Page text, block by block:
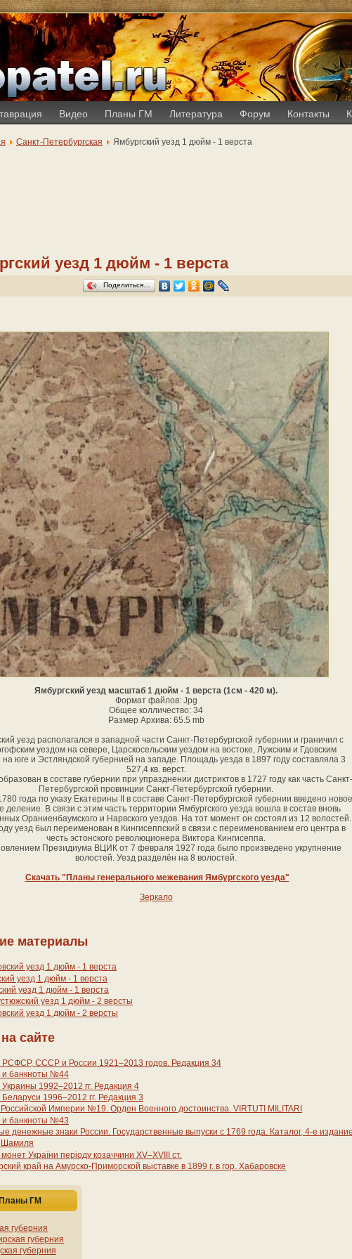
Видео Планы ГМ Литература Форум Контакты
Санкт-Петербургская Ямбургский уезд 1 дюйм - 1 верста
уезд 1 дюйм - 1 верста
Поделиться…
Ямбургский уезд масштаб 1 дюйм - 1 верста (1см - 420 м).
Формат файлов: Jpg
Общее колличество: 34
Размер Архива: 65.5 mb
уезд располагался в западной части Санкт-Петербургской губернии и граничил с
уездом на севере, Царскосельским уездом на востоке, Лужским и Гдовским
на юге и Эстляндской губернией на западе. Площадь уезда в 1897 году составляла 3
527,4 кв. верст.
в составе губернии при упразднении дистриктов в 1727 году как часть Санкт-
Петербургской провинции Санкт-Петербургской губернии.
года по указу Екатерины II в составе Санкт-Петербургской губернии введено новое
деление. В связи с этим часть территории Ямбургского уезда вошла в состав вновь
Ораниенбаумского и Нарвского уездов. На тот момент он состоял из 12 волостей.
уезд был переименован в Кингисеппский в связи с переименованием его центра в
честь эстонского революционера Виктора Кингисеппа.
Президиума ВЦИК от 7 февраля 1927 года было произведено укрупнение
волостей. Уезд разделён на 8 волостей.
Скачать "Планы генерального межевания Ямбургского уезда"
Зеркало
материалы
уезд 1 дюйм - 1 верста
уезд 1 дюйм - 1 верста
уезд 1 дюйм - 1 верста
уезд 1 дюйм - 2 версты
уезд 1 дюйм - 2 версты
сайте
СССР и России 1921–2013 годов. Редакция 34
и банкноты №44
1992–2012 гг. Редакция 4
1996–2012 гг. Редакция 3
Империи №19. Орден Военного достоинства. VIRTUTI MILITARI
банкноты №43
денежные знаки России. Государственные выпуски с 1769 года. Каталог, 4-е издание
України періоду козаччини XV–XVIII ст.
край на Амурско-Приморской выставке в 1899 г. в гор. Хабаровске
Планы ГМ
губерния
губерния
губерния